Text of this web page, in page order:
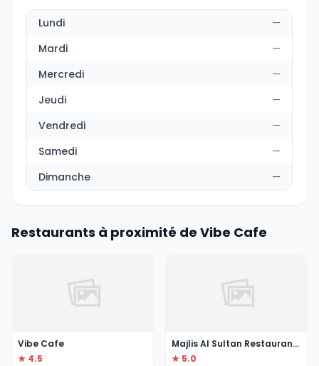
Lundi
—
Mardi
—
Mercredi
—
Jeudi
—
Vendredi
—
Samedi
—
Dimanche
—
Restaurants à proximité de Vibe Cafe
Vibe Cafe
★ 4.5
Majlis Al Sultan Restaurant and Cafe L.L.C
★ 5.0